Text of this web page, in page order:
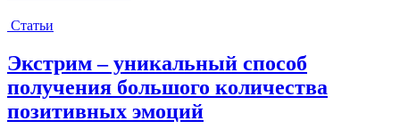
Статьи
Экстрим – уникальный способ
получения большого количества
позитивных эмоций